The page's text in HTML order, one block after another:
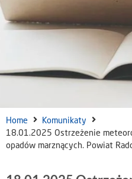
Home
Komunikaty
18.01.2025 Ostrzeżenie
opadów marznących. Powiat